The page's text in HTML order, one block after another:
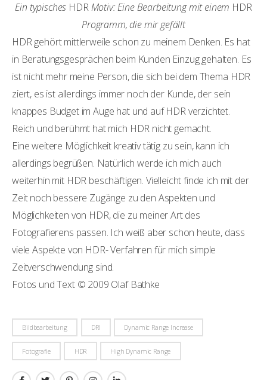
Ein typisches HDRMotiv: Eine Bearbeitung mit einem HDR
Programm, die mir gefällt
HDR gehört mittlerweile schon zu meinem Denken. Es hat
in Beratungsgesprächen beim Kunden Einzug gehalten. Es
ist nicht mehr meine Person, die sich bei dem Thema HDR
ziert, es ist allerdings immer noch der Kunde, der sein
knappes Budget im Auge hat und auf HDR verzichtet.
Reich und berühmt hat mich HDR nicht gemacht.
Eine weitere Möglichkeit kreativ tätig zu sein, kann ich
allerdings begrüßen. Natürlich werde ich mich auch
weiterhin mit HDR beschäftigen. Vielleicht finde ich mit der
Zeit noch bessere Zugänge zu den Aspekten und
Möglichkeiten von HDR, die zu meiner Art des
Fotografierens passen. Ich weiß aber schon heute, dass
viele Aspekte von HDR- Verfahren für mich simple
Zeitverschwendung sind.
Fotos und Text © 2009 Olaf Bathke
Bildbearbeitung DRI Dynamic Range Increase
Fotografie HDR High Dynamic Range